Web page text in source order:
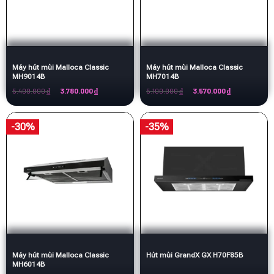
Máy hút mùi Malloca Classic
MH9014B
5.400.000₫
Giá
là:
5.400.000 ₫.
3.780.000₫Giá
hiện
tại
là:
3.780.000 ₫.
Máy hút mùi Malloca Classic
MH7014B
5.100.000₫
Giá
là:
5.100.000 ₫.
3.570.000₫Giá
hiện
tại
là:
3.570.000 ₫.
-30%
Máy hút mùi Malloca Classic
MH6014B
-35%
Hút mùi GrandX GX H70F85B